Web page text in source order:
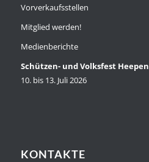
Vorverkaufsstellen
Mitglied werden!
Medienberichte
Schützen- und Volksfest Heepen
10. bis 13. Juli 2026
KONTAKTE